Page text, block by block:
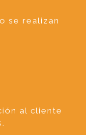
se realizan
al cliente